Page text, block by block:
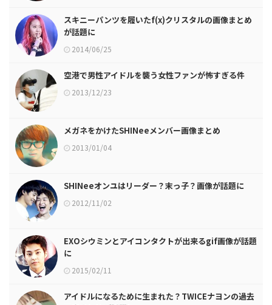
スキニーパンツを履いたf(x)クリスタルの画像まとめ
が話題に
2014/06/25
空港で男性アイドルを襲う女性ファンが怖すぎる件
2013/12/23
メガネをかけたSHINeeメンバー画像まとめ
2013/01/04
SHINeeオンユはリーダー？末っ子？画像が話題に
2012/11/02
EXOシウミンとアイコンタクトが出来るgif画像が話題
に
2015/02/11
アイドルになるために生まれた？TWICEナヨンの過去